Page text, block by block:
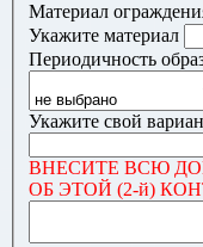
Материал
Укажите материал
Периодичность
Укажите свой
ВНЕСИТЕ ВСЮ
ОБ ЭТОЙ (2-й)